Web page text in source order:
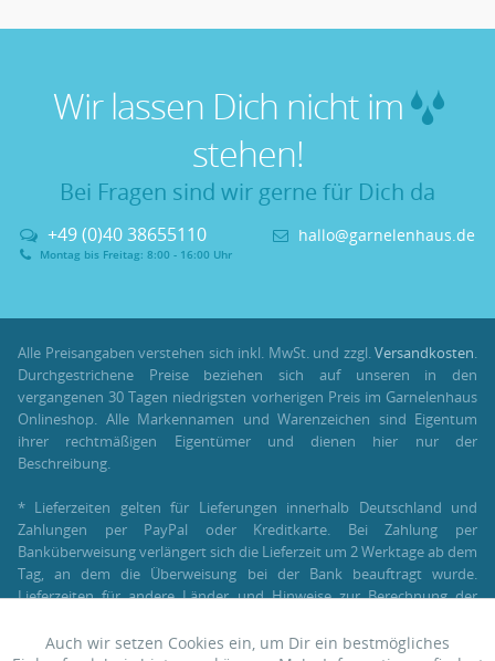
Wir lassen Dich nicht im
stehen!
Bei Fragen sind wir gerne für Dich da
+49 (0)40 38655110
Montag bis Freitag: 8:00 - 16:00 Uhr
hallo@garnelenhaus.de
Alle Preisangaben verstehen sich inkl. MwSt. und zzgl.Versandkosten.
Durchgestrichene Preise beziehen sich auf unseren in den
vergangenen 30 Tagen niedrigsten vorherigen Preis im Garnelenhaus
Onlineshop. Alle Markennamen und Warenzeichen sind Eigentum
ihrer rechtmäßigen Eigentümer und dienen hier nur der
Beschreibung.
* Lieferzeiten gelten für Lieferungen innerhalb Deutschland und
Zahlungen per PayPal oder Kreditkarte. Bei Zahlung per
Banküberweisung verlängert sich die Lieferzeit um 2 Werktage ab dem
Tag, an dem die Überweisung bei der Bank beauftragt wurde.
Lieferzeiten für andere Länder und Hinweise zur Berechnung der
Funktionale Aktiv
Auch wir setzen Cookies ein, um Dir ein bestmögliches